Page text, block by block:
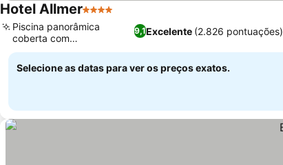
Hotel Allmer4 Estrelas
9,1Excelente (2.826 pontuações)
Piscina panorâmica
coberta com
Granderwasser
Selecione as datas para ver os preços exatos.